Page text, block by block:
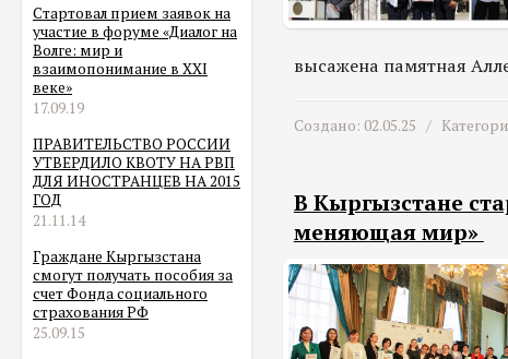
Стартовал прием заявок на
участие в форуме «Диалог на
Волге: мир и
взаимопонимание в XXI
веке»
17.09.19
ПРАВИТЕЛЬСТВО РОССИИ
УТВЕРДИЛО КВОТУ НА РВП
ДЛЯ ИНОСТРАНЦЕВ НА 2015
ГОД
21.11.14
Граждане Кыргызстана
смогут получать пособия за
счет Фонда социального
страхования РФ
25.09.15
высажена памятная
Создано: 02.05.25 /
В Кыргызстане
меняющая мир»